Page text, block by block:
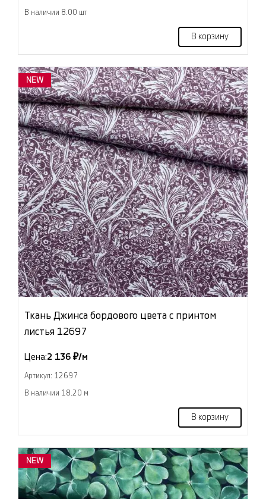
В наличии 8.00 шт
В корзину
NEW
Ткань Джинса бордового цвета с принтом
листья 12697
Цена:2 136 ₽/м
Артикул: 12697
В наличии 18.20 м
В корзину
NEW